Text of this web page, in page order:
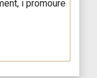
i promoure